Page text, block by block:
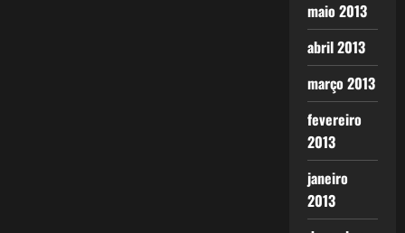
maio 2013
abril 2013
março 2013
fevereiro
2013
janeiro
2013